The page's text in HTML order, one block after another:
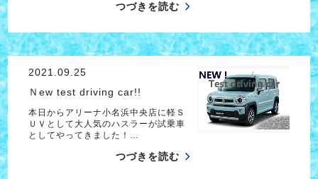
つづきを読む
2021.09.25
Ｎew test driving car!!
本日からアリーナ小名浜中央店に軽Ｓ
ＵＶとして大人気のハスラーが試乗車
としてやってきました！…
つづきを読む